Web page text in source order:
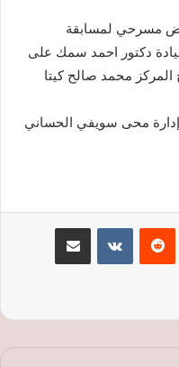
مسرحي لمسابقة
دكتور احمد سمك على
محمد صالح كيتا
محى سويفي الحساني
بينتيريست